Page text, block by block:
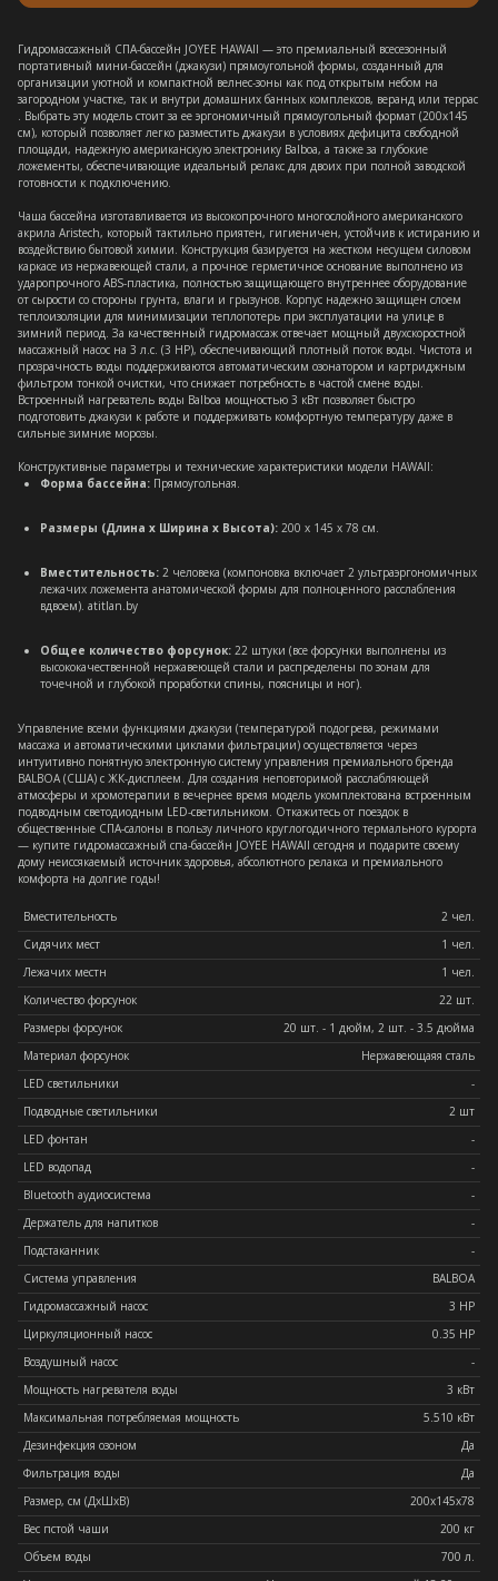
Гидромассажный СПА-бассейн JOYEE HAWAII — это премиальный всесезонный
портативный мини-бассейн (джакузи) прямоугольной формы, созданный для
организации уютной и компактной велнес-зоны как под открытым небом на
загородном участке, так и внутри домашних банных комплексов, веранд или террас
. Выбрать эту модель стоит за ее эргономичный прямоугольный формат (200х145
см), который позволяет легко разместить джакузи в условиях дефицита свободной
площади, надежную американскую электронику Balboa, а также за глубокие
ложементы, обеспечивающие идеальный релакс для двоих при полной заводской
готовности к подключению.
Чаша бассейна изготавливается из высокопрочного многослойного американского
акрила Aristech, который тактильно приятен, гигиеничен, устойчив к истиранию и
воздействию бытовой химии. Конструкция базируется на жестком несущем силовом
каркасе из нержавеющей стали, а прочное герметичное основание выполнено из
ударопрочного ABS-пластика, полностью защищающего внутреннее оборудование
от сырости со стороны грунта, влаги и грызунов. Корпус надежно защищен слоем
теплоизоляции для минимизации теплопотерь при эксплуатации на улице в
зимний период. За качественный гидромассаж отвечает мощный двухскоростной
массажный насос на 3 л.с. (3 HP), обеспечивающий плотный поток воды. Чистота и
прозрачность воды поддерживаются автоматическим озонатором и картриджным
фильтром тонкой очистки, что снижает потребность в частой смене воды.
Встроенный нагреватель воды Balboa мощностью 3 кВт позволяет быстро
подготовить джакузи к работе и поддерживать комфортную температуру даже в
сильные зимние морозы.
Конструктивные параметры и технические характеристики модели HAWAII:
Форма бассейна: Прямоугольная.
Размеры (Длина х Ширина х Высота): 200 х 145 х 78 см.
Вместительность: 2 человека (компоновка включает 2 ультраэргономичных
лежачих ложемента анатомической формы для полноценного расслабления
вдвоем). atitlan.by
Общее количество форсунок: 22 штуки (все форсунки выполнены из
высококачественной нержавеющей стали и распределены по зонам для
точечной и глубокой проработки спины, поясницы и ног).
Управление всеми функциями джакузи (температурой подогрева, режимами
массажа и автоматическими циклами фильтрации) осуществляется через
интуитивно понятную электронную систему управления премиального бренда
BALBOA (США) с ЖК-дисплеем. Для создания неповторимой расслабляющей
атмосферы и хромотерапии в вечернее время модель укомплектована встроенным
подводным светодиодным LED-светильником. Откажитесь от поездок в
общественные СПА-салоны в пользу личного круглогодичного термального курорта
— купите гидромассажный спа-бассейн JOYEE HAWAII сегодня и подарите своему
дому неиссякаемый источник здоровья, абсолютного релакса и премиального
комфорта на долгие годы!
Вместительность
2 чел.
Сидячих мест
1 чел.
Лежачих местн
1 чел.
Количество форсунок
22 шт.
Размеры форсунок
20 шт. - 1 дюйм, 2 шт. - 3.5 дюйма
Материал форсунок
Нержавеющаяя сталь
LED светильники
-
Подводные светильники
2 шт
LED фонтан
-
LED водопад
-
Bluetooth аудиосистема
-
Держатель для напитков
-
Подстаканник
-
Система управления
BALBOA
Гидромассажный насос
3 HP
Циркуляционный насос
0.35 HP
Воздушный насос
-
Мощность нагревателя воды
3 кВт
Максимальная потребляемая мощность
5.510 кВт
Дезинфекция озоном
Да
Фильтрация воды
Да
Размер, см (ДхШхВ)
200x145x78
Вес пстой чаши
200 кг
Объем воды
700 л.